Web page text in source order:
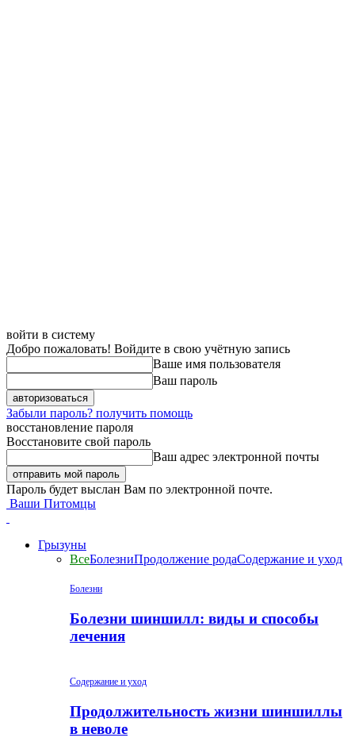
войти в систему
Добро пожаловать! Войдите в свою учётную запись
Ваше имя пользователя
Ваш пароль
Забыли пароль? получить помощь
восстановление пароля
Восстановите свой пароль
Ваш адрес электронной почты
Пароль будет выслан Вам по электронной почте.
Ваши Питомцы
Грызуны
ВсеБолезниПродолжение родаСодержание и уход
Болезни
Болезни шиншилл: виды и способы
лечения
Содержание и уход
Продолжительность жизни шиншиллы
в неволе